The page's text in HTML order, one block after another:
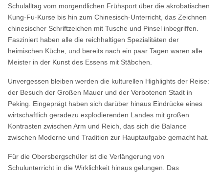
Schulalltag vom morgendlichen Frühsport über die akrobatischen
Kung-Fu-Kurse bis hin zum Chinesisch-Unterricht, das Zeichnen
chinesischer Schriftzeichen mit Tusche und Pinsel inbegriffen.
Fasziniert haben alle die reichhaltigen Spezialitäten der
heimischen Küche, und bereits nach ein paar Tagen waren alle
Meister in der Kunst des Essens mit Stäbchen.
Unvergessen bleiben werden die kulturellen Highlights der Reise:
der Besuch der Großen Mauer und der Verbotenen Stadt in
Peking. Eingeprägt haben sich darüber hinaus Eindrücke eines
wirtschaftlich geradezu explodierenden Landes mit großen
Kontrasten zwischen Arm und Reich, das sich die Balance
zwischen Moderne und Tradition zur Hauptaufgabe gemacht hat.
Für die Obersbergschüler ist die Verlängerung von
Schulunterricht in die Wirklichkeit hinaus gelungen. Das